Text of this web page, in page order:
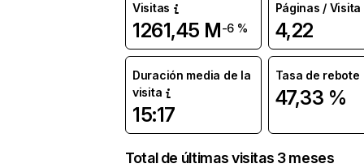
Visitas
1261,45 M-6 %
Páginas / Visita
4,22
Duración media de la
visita
15:17
Tasa de rebote
47,33 %
Total de últimas visitas 3 meses